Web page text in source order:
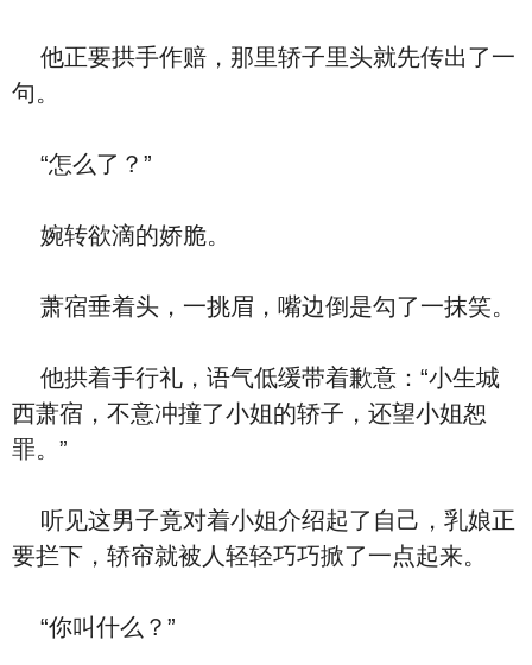
他正要拱手作赔，那里轿子里头就先传出了一
句。
“怎么了？”
婉转欲滴的娇脆。
萧宿垂着头，一挑眉，嘴边倒是勾了一抹笑。
他拱着手行礼，语气低缓带着歉意：“小生城
西萧宿，不意冲撞了小姐的轿子，还望小姐恕
罪。”
听见这男子竟对着小姐介绍起了自己，乳娘正
要拦下，轿帘就被人轻轻巧巧掀了一点起来。
“你叫什么？”